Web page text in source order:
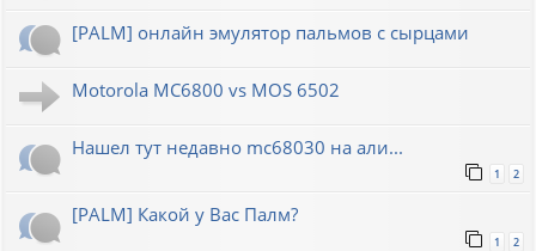
[PALM] онлайн эмулятор пальмов с сырцами
Motorola MC6800 vs MOS 6502
Нашел тут недавно mc68030 на али...
1 2
[PALM] Какой у Вас Палм?
1 2